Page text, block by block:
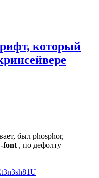
который
был phosphor,
font , по дефолту